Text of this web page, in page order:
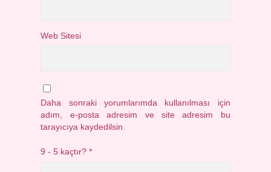
Web Sitesi
Daha sonraki yorumlarımda kullanılması için
adım, e-posta adresim ve site adresim bu
tarayıcıya kaydedilsin.
9 - 5 kaçtır?*